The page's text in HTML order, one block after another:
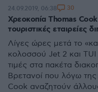
Χρεοκοπία Thomas
τουριστικές εταιρείες
Λίγες ώρες μετά το
κολοσσού Jet 2 και
τιμές στα πακέτα
Βρετανοί που λόγω
Cook αναζητούν
24.09.2019, 06:38 30